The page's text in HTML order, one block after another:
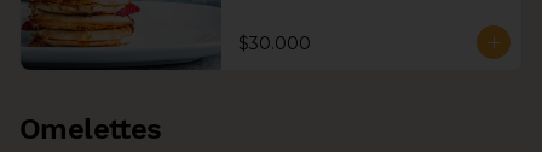
$30.000
Omelettes